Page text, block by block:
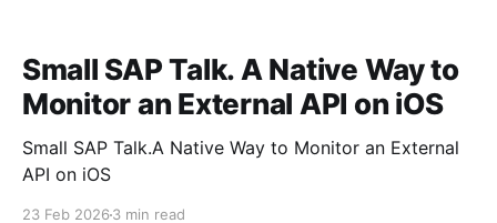
Small SAP Talk. A Native Way to
Monitor an External API on iOS
Small SAP Talk.A Native Way to Monitor an External
API on iOS
23 Feb 2026 3 min read